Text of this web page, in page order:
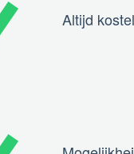
Altijd